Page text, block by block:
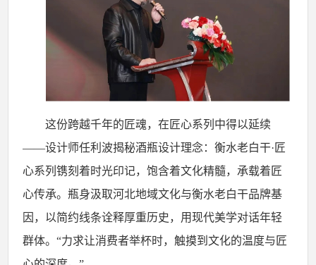
这份跨越千年的匠魂，在匠心系列中得以延续
——设计师任利波揭秘酒瓶设计理念：衡水老白干·匠
心系列镌刻着时光印记，饱含着文化精髓，承载着匠
心传承。瓶身汲取河北地域文化与衡水老白干品牌基
因，以简约线条诠释厚重历史，用现代美学对话年轻
群体。“力求让消费者举杯时，触摸到文化的温度与匠